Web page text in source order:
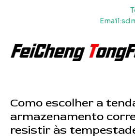
Como escolher a
armazenamento
resistir às